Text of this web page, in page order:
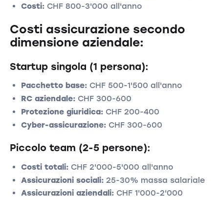
Costi: CHF 800-3'000 all'anno
Costi assicurazione secondo
dimensione aziendale:
Startup singola (1 persona):
Pacchetto base: CHF 500-1'500 all'anno
RC aziendale: CHF 300-600
Protezione giuridica: CHF 200-400
Cyber-assicurazione: CHF 300-600
Piccolo team (2-5 persone):
Costi totali: CHF 2'000-5'000 all'anno
Assicurazioni sociali: 25-30% massa salariale
Assicurazioni aziendali: CHF 1'000-2'000